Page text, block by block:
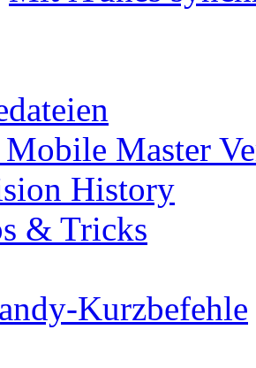
Master
History
& Tricks
Kurzbefehle